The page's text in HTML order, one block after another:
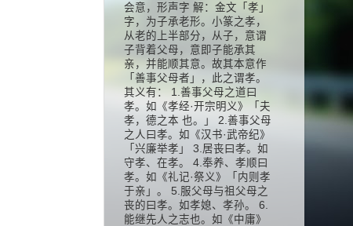
会意，形声字 解：金文「孝」
字，为子承老形。小篆之孝，
从老的上半部分，从子，意谓
子背着父母，意即子能承其
亲，并能顺其意。故其本意作
「善事父母者」，此之谓孝。
其义有： 1.善事父母之道曰
孝。如《孝经·开宗明义》「夫
孝，德之本 也。」 2.善事父母
之人曰孝。如《汉书·武帝纪》
「兴廉举孝」 3.居丧曰孝。如
守孝、在孝。 4.奉养、孝顺曰
孝。如《礼记·祭义》「内则孝
于亲」。 5.服父母与祖父母之
丧的曰孝。如孝媳、孝孙。 6.
能继先人之志也。如《中庸》